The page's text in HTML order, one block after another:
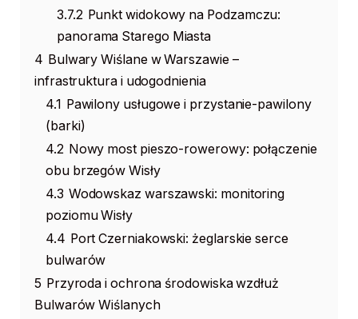
3.7.2 Punkt widokowy na Podzamczu:
panorama Starego Miasta
4 Bulwary Wiślane w Warszawie –
infrastruktura i udogodnienia
4.1 Pawilony usługowe i przystanie-pawilony
(barki)
4.2 Nowy most pieszo-rowerowy: połączenie
obu brzegów Wisły
4.3 Wodowskaz warszawski: monitoring
poziomu Wisły
4.4 Port Czerniakowski: żeglarskie serce
bulwarów
5 Przyroda i ochrona środowiska wzdłuż
Bulwarów Wiślanych